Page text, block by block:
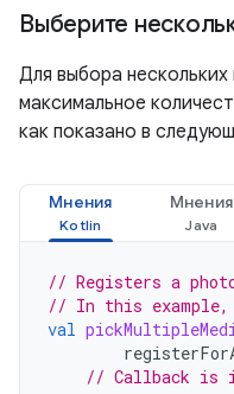
Выберите
Для выбора
максимальное
как показано в
Мнения Мнения
// Registers a
// In this
val
// Callback is